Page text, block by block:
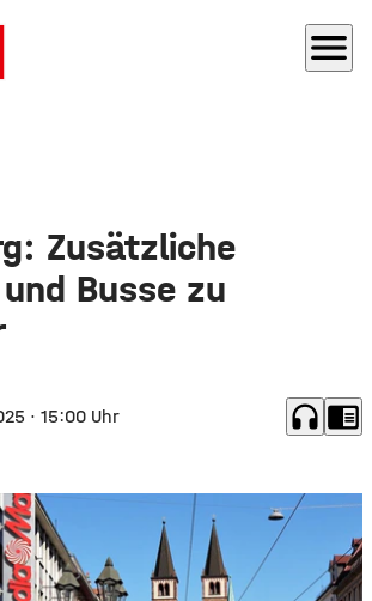
menu
Zusätzliche
Busse zu
· 15:00 Uhr headphones chrome_reader_mode